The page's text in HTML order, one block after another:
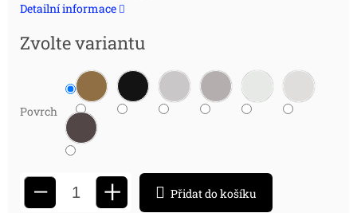
Detailní informace
Zvolte variantu
Povrch
− + Přidat do košíku